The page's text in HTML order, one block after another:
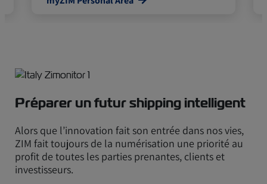
Préparer un futur shipping intelligent
Alors que l’innovation fait son entrée dans nos vies,
ZIM fait toujours de la numérisation une priorité au
profit de toutes les parties prenantes, clients et
investisseurs.